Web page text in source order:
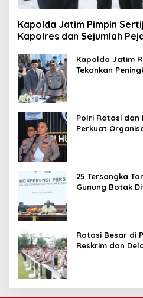
Kapolda Jatim Pimpin
Kapolres dan Sejumlah
Kapolda Jatim
Tekankan
Polri Rotasi dan
Perkuat
25 Tersangka
Gunung Botak
Rotasi Besar di
Reskrim dan